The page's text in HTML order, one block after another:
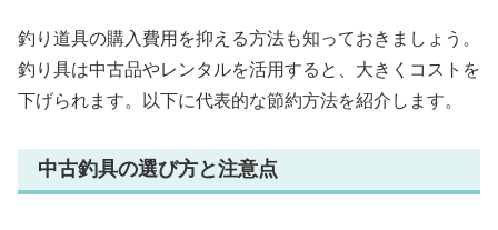
釣り道具の購入費用を抑える方法も知っておきましょう。
釣り具は中古品やレンタルを活用すると、大きくコストを
下げられます。以下に代表的な節約方法を紹介します。
中古釣具の選び方と注意点